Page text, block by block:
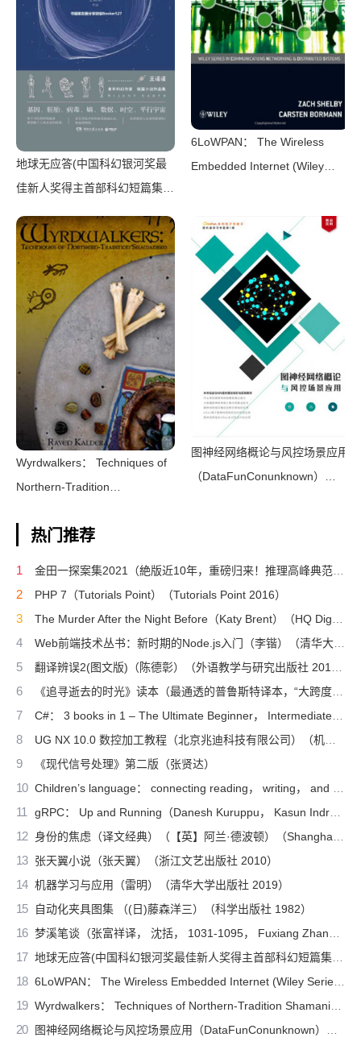
地球无应答(中国科幻银河奖最
佳新人奖得主首部科幻短篇集！
未来，看时间空间合伙变魔
术！)（王诺诺 [王诺诺]）（湖
南文艺出版社 2019）
6LoWPAN： The Wireless
Embedded Internet (Wiley
Networking & Distributed
Systems)（Zach Shelby，
Carsten Bormann）（Wiley
2010）
Wyrdwalkers： Techniques of
Northern-Tradition
Kaldera）（2013）
图神经网络概论与风控场景应用
（DataFunConunknown）
热门推荐
1 金田一探案集2021（絶版近10年，重磅归来！推理高峰典范，江户川乱步、青山刚昌推荐。惊骇悬念+诡秘人性，入坑推理佳选，一套10本过足瘾！精美和风装帧，日本系列销量超5500万册）（横沟正史）（壹页科技 2021）
2 PHP 7（Tutorials Point）（Tutorials Point 2016）
3 The Murder After the Night Before（Katy Brent）（HQ Digital 2024）
4 Web前端技术丛书：新时期的Node.js入门（李锴）（清华大学出版社 2017）
5 翻译辨误2(图文版)（陈德彰）（外语教学与研究出版社 2011）
6 《追寻逝去的时光》读本（最通透的普鲁斯特译本，“大跨度”节选七卷本，一字不易；附赠《普罗斯特纸上展览》）（【法】马塞尔•普鲁斯特，周克希译）（广西师范大学出版社 2015）
7 C#： 3 books in 1 – The Ultimate Beginner， Intermediate & Advanced Guides to Master C# Programming Quickly with No Experience（Mark Reed）（2022）
8 UG NX 10.0 数控加工教程（北京兆迪科技有限公司）（机械工业出版社 2016）
9 《现代信号处理》第二版（张贤达）
10 Children’s language： connecting reading， writing， and talk（Judith Wells Lindfors）（Teachers College Press 2008）
11 gRPC： Up and Running（Danesh Kuruppu， Kasun Indrasiri）（O’Reilly Media 2020）
12 身份的焦虑（译文经典）（【英】阿兰·德波顿）（Shanghai Translation Publishing House 2018）
13 张天翼小说（张天翼）（浙江文艺出版社 2010）
14 机器学习与应用（雷明）（清华大学出版社 2019）
15 自动化夹具图集 （(日)藤森洋三）（科学出版社 1982）
16 梦溪笔谈（张富祥译， 沈括， 1031-1095， Fuxiang Zhang）（北京：中华书局 2009）
17 地球无应答(中国科幻银河奖最佳新人奖得主首部科幻短篇集！改良基因会不会带来灾难？置身未来，看时间空间合伙变魔术！)（王诺诺 [王诺诺]）（湖南文艺出版社 2019）
18 6LoWPAN： The Wireless Embedded Internet (Wiley Series on Communications Networking & Distributed Systems)（Zach Shelby， Carsten Bormann）（Wiley 2010）
19 Wyrdwalkers： Techniques of Northern-Tradition Shamanism（Raven Kaldera）（2013）
20 图神经网络概论与风控场景应用（DataFunConunknown）（DataFunCon 2022）